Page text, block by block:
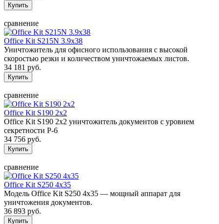
сравнение
Office Kit S215N 3.9x38
Уничтожитель для офисного использования с высокой
скоростью резки и количеством уничтожаемых листов.
34 181 руб.
сравнение
Office Kit S190 2x2
Office Kit S190 2x2 уничтожитель документов с уровнем
секретности P-6
34 756 руб.
сравнение
Office Kit S250 4x35
Модель Office Kit S250 4x35 — мощный аппарат для
уничтожения документов.
36 893 руб.